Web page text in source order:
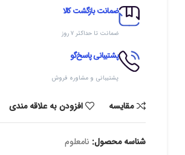
ضمانت بازگشت کالا
ضمانت تا حداکثر ۷ روز
پشتیبانی پاسخ‌گو
پشتیبانی و مشاوره فروش
مقایسه افزودن به علاقه مندی
شناسه محصول: نامعلوم